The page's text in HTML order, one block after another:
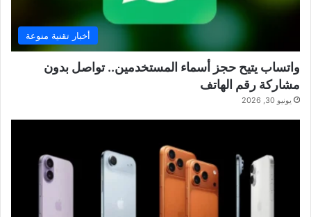
أخبار تقنية منوعة
واتساب يتيح حجز أسماء المستخدمين.. تواصل بدون
مشاركة رقم الهاتف
يونيو 30, 2026